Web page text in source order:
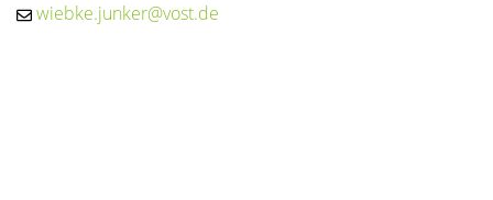
wiebke.junker@vost.de